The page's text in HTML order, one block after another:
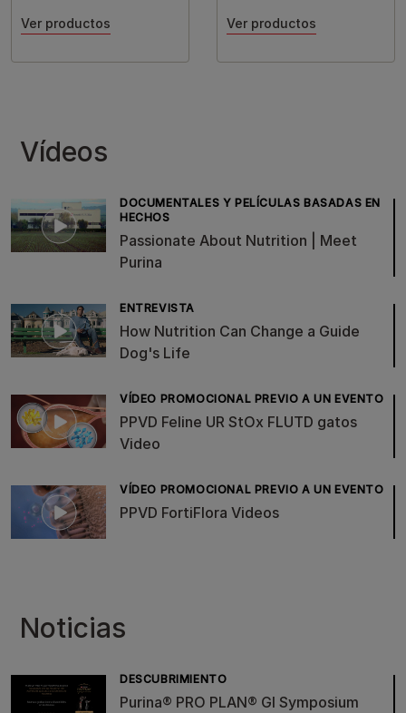
Ver productos Ver productos
Vídeos
DOCUMENTALES Y PELÍCULAS BASADAS EN
HECHOS
Passionate About Nutrition | Meet
Purina
ENTREVISTA
How Nutrition Can Change a Guide
Dog's Life
VÍDEO PROMOCIONAL PREVIO A UN EVENTO
PPVD Feline UR StOx FLUTD gatos
Video
VÍDEO PROMOCIONAL PREVIO A UN EVENTO
PPVD FortiFlora Videos
Noticias
DESCUBRIMIENTO
Purina® PRO PLAN® GI Symposium